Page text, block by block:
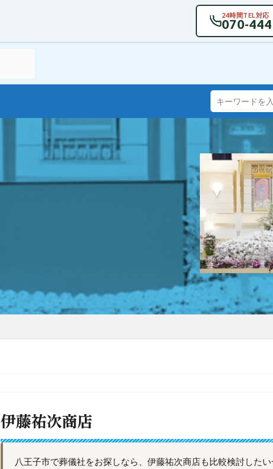
24時間TEL対応
070-
伊藤祐次商店
八王子市で葬儀社をお探しなら、伊藤祐次商店も比較検討した